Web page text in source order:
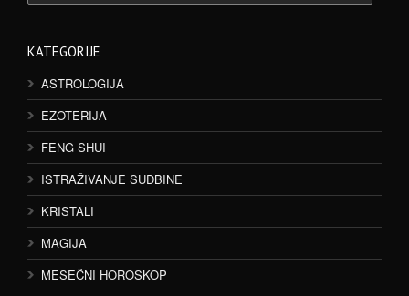
KATEGORIJE
ASTROLOGIJA
EZOTERIJA
FENG SHUI
ISTRAŽIVANJE SUDBINE
KRISTALI
MAGIJA
MESEČNI HOROSKOP